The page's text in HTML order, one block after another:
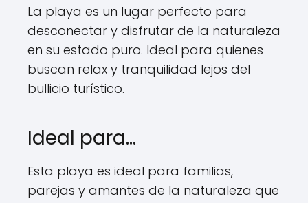
La playa es un lugar perfecto para
desconectar y disfrutar de la naturaleza
en su estado puro. Ideal para quienes
buscan relax y tranquilidad lejos del
bullicio turístico.
Ideal para…
Esta playa es ideal para familias,
parejas y amantes de la naturaleza que